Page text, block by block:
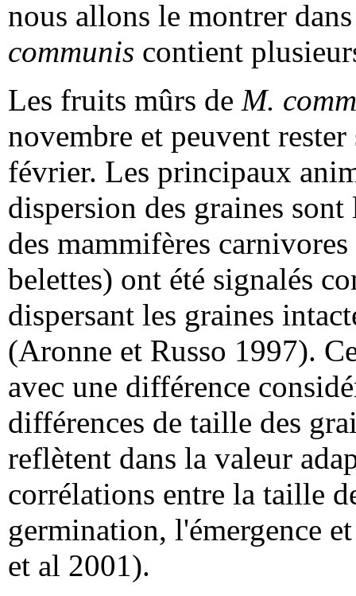
nous allons le montrer
communis contient
Les fruits mûrs de M.
novembre et peuvent
février. Les principaux
dispersion des graines
des mammifères
belettes) ont été signalés
dispersant les graines
(Aronne et Russo 1997).
avec une différence
différences de taille des
reflètent dans la valeur
corrélations entre la taille
germination, l'émergence
et al 2001).